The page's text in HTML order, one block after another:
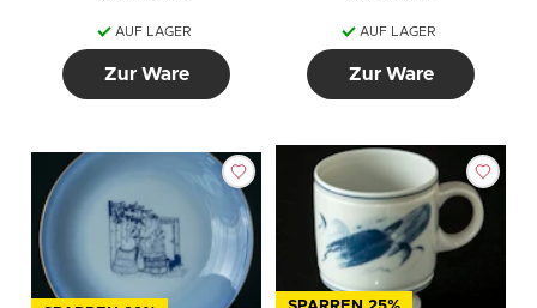
AUF LAGER
Zur Ware
AUF LAGER
Zur Ware